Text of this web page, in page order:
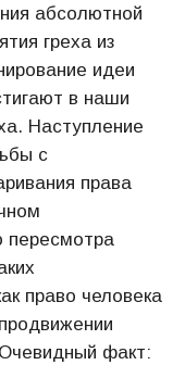
абсолютной
греха из
идеи
в наши
Наступление
с
права
пересмотра
право человека
Очевидный факт: